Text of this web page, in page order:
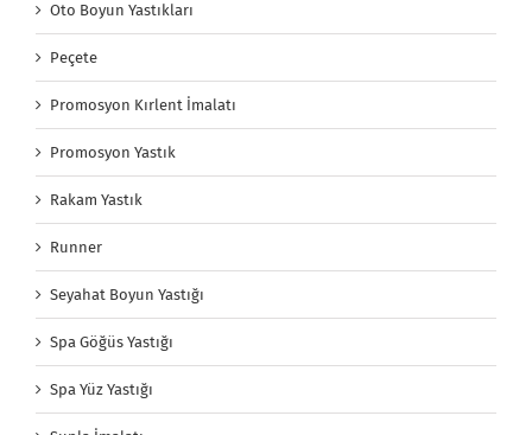
Oto Boyun Yastıkları
Peçete
Promosyon Kırlent İmalatı
Promosyon Yastık
Rakam Yastık
Runner
Seyahat Boyun Yastığı
Spa Göğüs Yastığı
Spa Yüz Yastığı